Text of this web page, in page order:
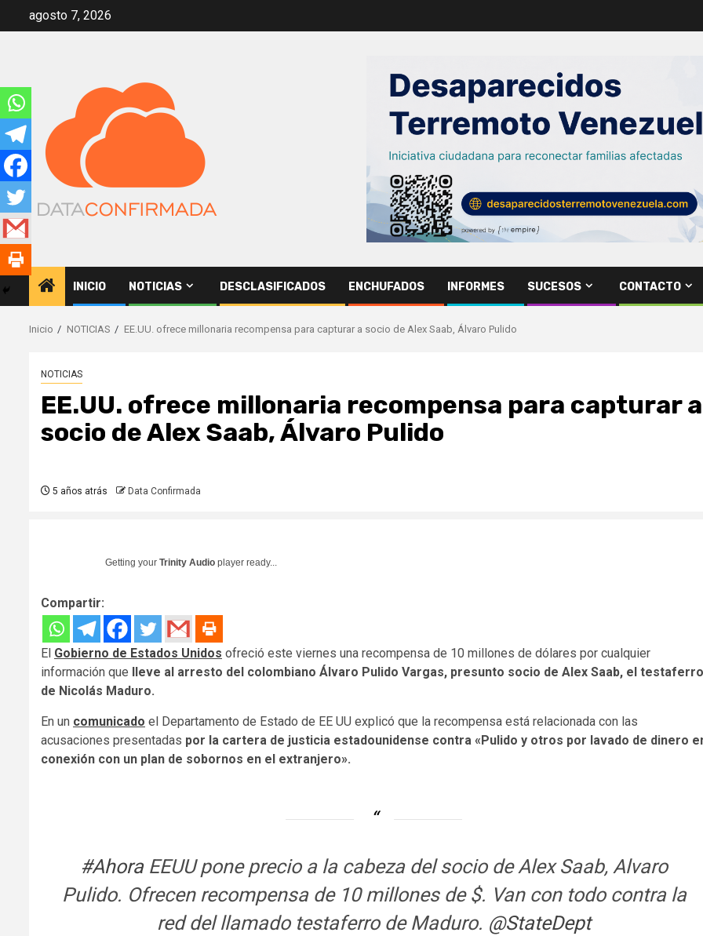
agosto 7, 2026
INICIO NOTICIAS DESCLASIFICADOS ENCHUFADOS INFORMES SUCESOS CONTACTO
Inicio NOTICIAS EE.UU. ofrece millonaria recompensa para capturar a socio de Alex Saab, Álvaro Pulido
NOTICIAS
EE.UU. ofrece millonaria recompensa para capturar a
socio de Alex Saab, Álvaro Pulido
5 años atrás Data Confirmada
Getting your Trinity Audio player ready...
Compartir:
El Gobierno de Estados Unidos ofreció este viernes una recompensa de 10 millones de dólares por cualquier
información que lleve al arresto del colombiano Álvaro Pulido Vargas, presunto socio de Alex Saab, el testaferro
de Nicolás Maduro.
En un comunicado el Departamento de Estado de EE UU explicó que la recompensa está relacionada con las
acusaciones presentadas por la cartera de justicia estadounidense contra «Pulido y otros por lavado de dinero
conexión con un plan de sobornos en el extranjero».
#AhoraEEUU pone precio a la cabeza del socio de Alex Saab, Alvaro
Pulido. Ofrecen recompensa de 10 millones de $. Van con todo contra la
red del llamado testaferro de Maduro. @StateDept